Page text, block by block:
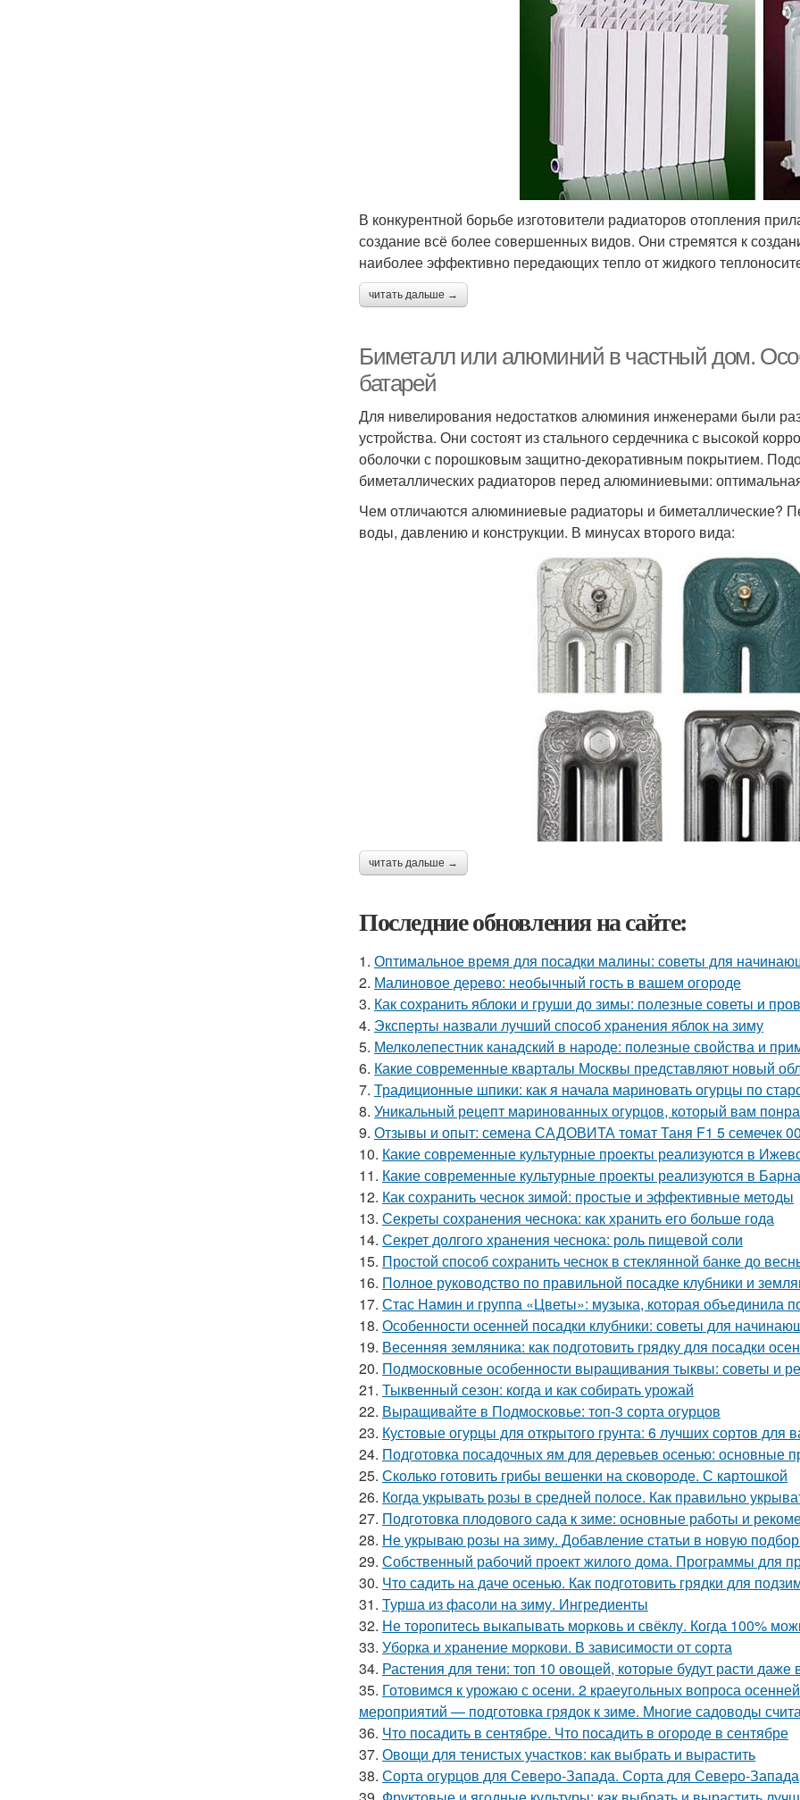
В конкурентной борьбе изготовители радиаторов отопления
создание всё более совершенных видов. Они стремятся к
наиболее эффективно передающих тепло от жидкого
читать дальше →
Биметалл или алюминий в частный дом.
батарей
Для нивелирования недостатков алюминия инженерами были
устройства. Они состоят из стального сердечника с высокой
оболочки с порошковым защитно-декоративным покрытием.
биметаллических радиаторов перед алюминиевыми:
Чем отличаются алюминиевые радиаторы и биметаллические?
воды, давлению и конструкции. В минусах второго вида:
читать дальше →
Последние обновления на сайте:
1. Оптимальное время для посадки малины: советы для
2. Малиновое дерево: необычный гость в вашем огороде
3. Как сохранить яблоки и груши до зимы: полезные советы и
4. Эксперты назвали лучший способ хранения яблок на зиму
5. Мелколепестник канадский в народе: полезные свойства и
6. Какие современные кварталы Москвы представляют новый
7. Традиционные шпики: как я начала мариновать огурцы по
8. Уникальный рецепт маринованных огурцов, который вам
9. Отзывы и опыт: семена САДОВИТА томат Таня F1 5 семечек
10. Какие современные культурные проекты реализуются в
11. Какие современные культурные проекты реализуются в
12. Как сохранить чеснок зимой: простые и эффективные методы
13. Секреты сохранения чеснока: как хранить его больше года
14. Секрет долгого хранения чеснока: роль пищевой соли
15. Простой способ сохранить чеснок в стеклянной банке до
16. Полное руководство по правильной посадке клубники и
17. Стас Намин и группа «Цветы»: музыка, которая объединила
18. Особенности осенней посадки клубники: советы для
19. Весенняя земляника: как подготовить грядку для посадки
20. Подмосковные особенности выращивания тыквы: советы и
21. Тыквенный сезон: когда и как собирать урожай
22. Выращивайте в Подмосковье: топ-3 сорта огурцов
23. Кустовые огурцы для открытого грунта: 6 лучших сортов для
24. Подготовка посадочных ям для деревьев осенью: основные
25. Сколько готовить грибы вешенки на сковороде. С картошкой
26. Когда укрывать розы в средней полосе. Как правильно
27. Подготовка плодового сада к зиме: основные работы и
28. Не укрываю розы на зиму. Добавление статьи в новую
29. Собственный рабочий проект жилого дома. Программы для
30. Что садить на даче осенью. Как подготовить грядки для
31. Турша из фасоли на зиму. Ингредиенты
32. Не торопитесь выкапывать морковь и свёклу. Когда 100%
33. Уборка и хранение моркови. В зависимости от сорта
34. Растения для тени: топ 10 овощей, которые будут расти даже
35. Готовимся к урожаю с осени. 2 краеугольных вопроса
мероприятий — подготовка грядок к зиме. Многие садоводы
36. Что посадить в сентябре. Что посадить в огороде в сентябре
37. Овощи для тенистых участков: как выбрать и вырастить
38. Сорта огурцов для Северо-Запада. Сорта для Северо-